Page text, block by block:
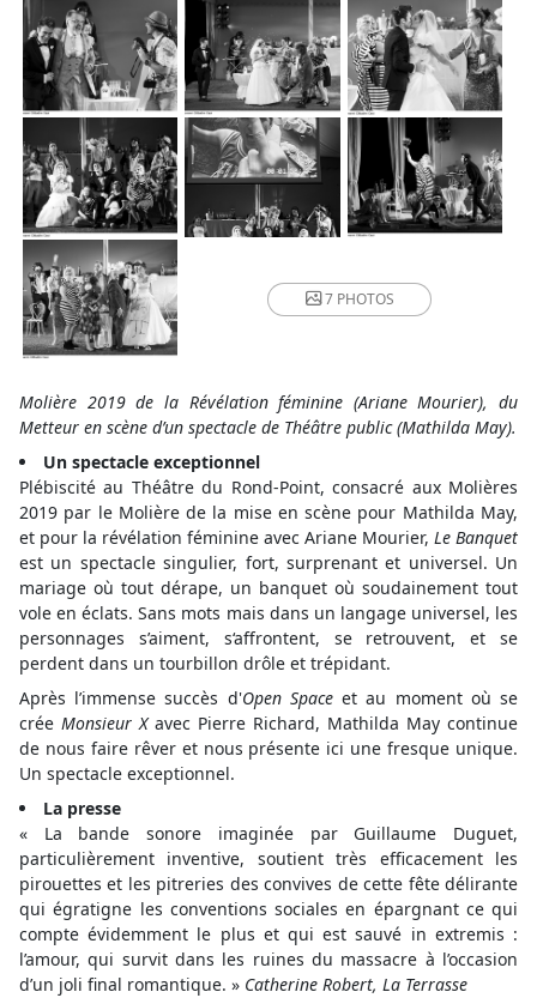
7 PHOTOS
Molière 2019 de la Révélation féminine (Ariane Mourier), du
Metteur en scène d’un spectacle de Théâtre public (Mathilda May).
Un spectacle exceptionnel
Plébiscité au Théâtre du Rond-Point, consacré aux Molières
2019 par le Molière de la mise en scène pour Mathilda May,
et pour la révélation féminine avec Ariane Mourier, Le Banquet
est un spectacle singulier, fort, surprenant et universel. Un
mariage où tout dérape, un banquet où soudainement tout
vole en éclats. Sans mots mais dans un langage universel, les
personnages s’aiment, s‘affrontent, se retrouvent, et se
perdent dans un tourbillon drôle et trépidant.
Après l’immense succès d'Open Spaceet au moment où se
crée Monsieur Xavec Pierre Richard, Mathilda May continue
de nous faire rêver et nous présente ici une fresque unique.
Un spectacle exceptionnel.
La presse
« La bande sonore imaginée par Guillaume Duguet,
particulièrement inventive, soutient très efficacement les
pirouettes et les pitreries des convives de cette fête délirante
qui égratigne les conventions sociales en épargnant ce qui
compte évidemment le plus et qui est sauvé in extremis :
l’amour, qui survit dans les ruines du massacre à l’occasion
d’un joli final romantique. » Catherine Robert, La Terrasse